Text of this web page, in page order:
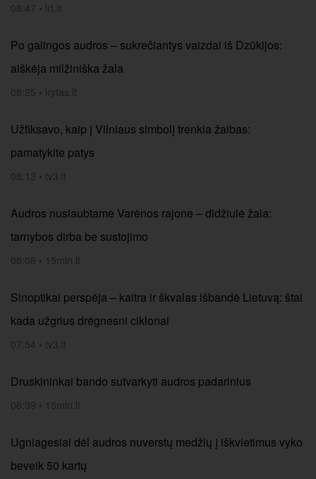
08:47 • lrt.lt
Po galingos audros – sukrečiantys vaizdai iš Dzūkijos:
aiškėja milžiniška žala
08:25 • lrytas.lt
Užfiksavo, kaip į Vilniaus simbolį trenkia žaibas:
pamatykite patys
08:13 • tv3.lt
Audros nusiaubtame Varėnos rajone – didžiulė žala:
tarnybos dirba be sustojimo
08:08 • 15min.lt
Sinoptikai perspėja – kaitra ir škvalas išbandė Lietuvą: štai
kada užgrius drėgnesni ciklonai
07:54 • tv3.lt
Druskininkai bando sutvarkyti audros padarinius
06:39 • 15min.lt
Ugniagesiai dėl audros nuverstų medžių į iškvietimus vyko
beveik 50 kartų